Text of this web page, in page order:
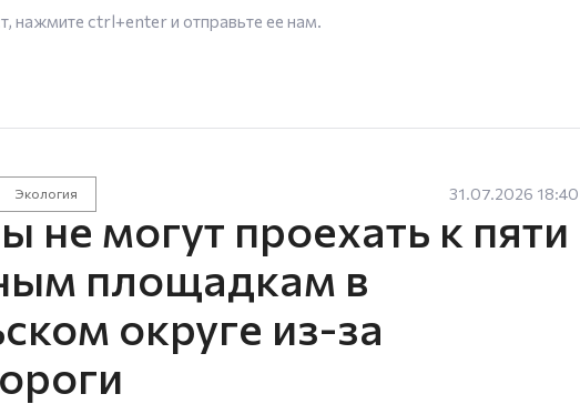
нажмите ctrl+enterи отправьте ее нам.
Экология 31.07.2026 18:40
не могут проехать к пяти
площадкам в
округе из-за